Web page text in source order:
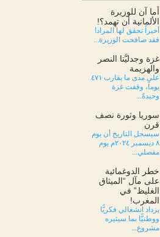
أما آن للوزيرة
الألمانية أن تهمد؟!
أخيراً تحقق لها المراد!
فقد صافحت الوزيرة...
غزة وجدليَّتا النصر
والهزيمة
على مدى ما يقارب ٤٧١
يوماً، وقفت غزة
وحيدةً...
سوريا وثورة نصف
قرن
سيسجل التاريخ أن يوم
٨ ديسمبر ٢٠٢٤م يوم
مفصلي...
خطر الدوغمائية
على مآل “الميثاق
الغليظ” في
المغرب!
يزداد انشغالي فكريًّا
ووطنيًّا بما سيثيره
مشروع...